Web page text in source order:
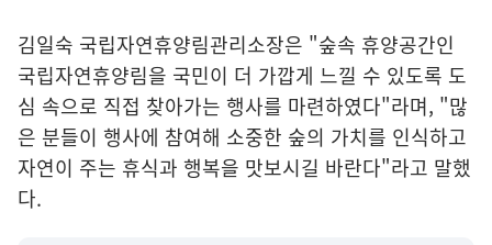
김일숙 국립자연휴양림관리소장은 "숲속 휴양공간인
국립자연휴양림을 국민이 더 가깝게 느낄 수 있도록 도
심 속으로 직접 찾아가는 행사를 마련하였다"라며, "많
은 분들이 행사에 참여해 소중한 숲의 가치를 인식하고
자연이 주는 휴식과 행복을 맛보시길 바란다"라고 말했
다.